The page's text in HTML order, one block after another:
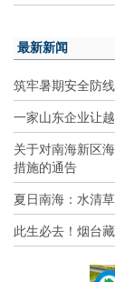
最新新闻
筑牢暑期安全防
一家山东企业让
关于对南海新区
措施的通告
夏日南海：水清
此生必去！烟台